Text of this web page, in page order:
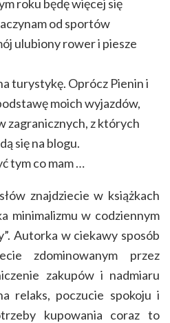
roku będę więcej się
od sportów
ulubiony rower i piesze
turystykę. Oprócz Pienin i
moich wyjazdów,
zagranicznych, z których
się na blogu.
tym co mam …
znajdziecie w książkach
minimalizmu w codziennym
Autorka w ciekawy sposób
zdominowanym przez
zakupów i nadmiaru
relaks, poczucie spokoju i
kupowania coraz to